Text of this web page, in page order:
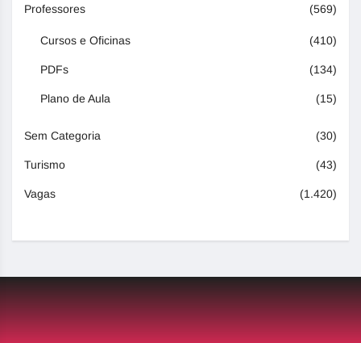
Professores (569)
Cursos e Oficinas (410)
PDFs (134)
Plano de Aula (15)
Sem Categoria (30)
Turismo (43)
Vagas (1.420)